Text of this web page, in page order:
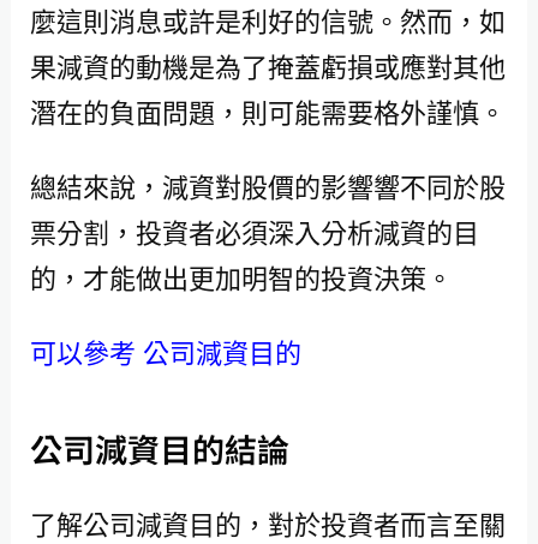
麼這則消息或許是利好的信號。然而，如
果減資的動機是為了掩蓋虧損或應對其他
潛在的負面問題，則可能需要格外謹慎。
總結來說，減資對股價的影響響不同於股
票分割，投資者必須深入分析減資的目
的，才能做出更加明智的投資決策。
可以參考 公司減資目的
公司減資目的結論
了解公司減資目的，對於投資者而言至關